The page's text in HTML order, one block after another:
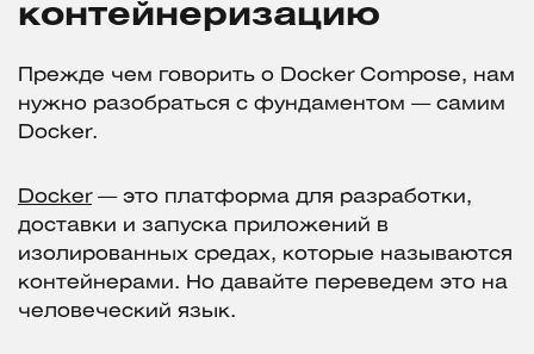
контейнеризацию
Прежде чем говорить о Docker Compose, нам
нужно разобраться с фундаментом — самим
Docker.
Docker— это платформа для разработки,
доставки и запуска приложений в
изолированных средах, которые называются
контейнерами. Но давайте переведем это на
человеческий язык.